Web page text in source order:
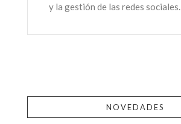
y la gestión de las redes sociales.
NOVEDADES